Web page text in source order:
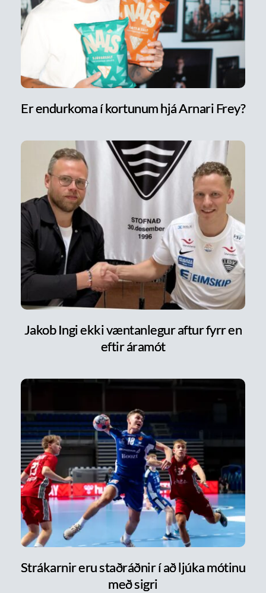
Er endurkoma í kortunum hjá Arnari Frey?
Jakob Ingi ekki væntanlegur aftur fyrr en
eftir áramót
Strákarnir eru staðráðnir í að ljúka mótinu
með sigri